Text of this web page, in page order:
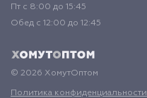
Пт с 8:00 до 15:45
Обед с 12:00 до 12:45
© 2026 ХомутОптом
Политика конфиденциальности